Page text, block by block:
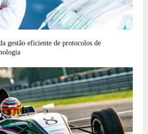
gestão eficiente de protocolos de